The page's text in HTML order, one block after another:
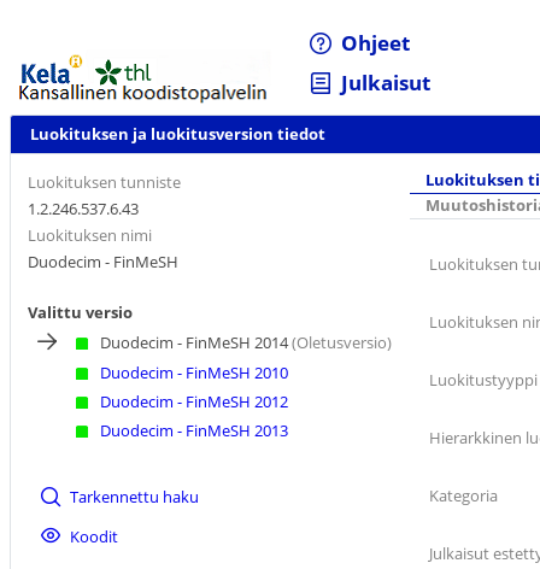
Ohjeet
Julkaisut
Luokituksen ja luokitusversion tiedot
Luokituksen tunniste
1.2.246.537.6.43
Luokituksen nimi
Duodecim - FinMeSH
Valittu versio
Duodecim - FinMeSH 2014(Oletusversio)
Duodecim - FinMeSH 2010
Duodecim - FinMeSH 2012
Duodecim - FinMeSH 2013
Tarkennettu haku
Koodit
Luokituksen
Luokituksen
Luokituksen
Luokitustyyppi
Hierarkkinen
Kategoria
Julkaisut